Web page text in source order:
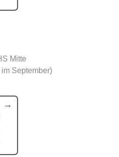
Mitte
September)